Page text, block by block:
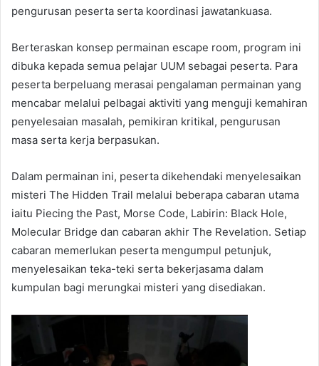
pengurusan peserta serta koordinasi jawatankuasa.
Berteraskan konsep permainan escape room, program ini
dibuka kepada semua pelajar UUM sebagai peserta. Para
peserta berpeluang merasai pengalaman permainan yang
mencabar melalui pelbagai aktiviti yang menguji kemahiran
penyelesaian masalah, pemikiran kritikal, pengurusan
masa serta kerja berpasukan.
Dalam permainan ini, peserta dikehendaki menyelesaikan
misteri The Hidden Trail melalui beberapa cabaran utama
iaitu Piecing the Past, Morse Code, Labirin: Black Hole,
Molecular Bridge dan cabaran akhir The Revelation. Setiap
cabaran memerlukan peserta mengumpul petunjuk,
menyelesaikan teka-teki serta bekerjasama dalam
kumpulan bagi merungkai misteri yang disediakan.